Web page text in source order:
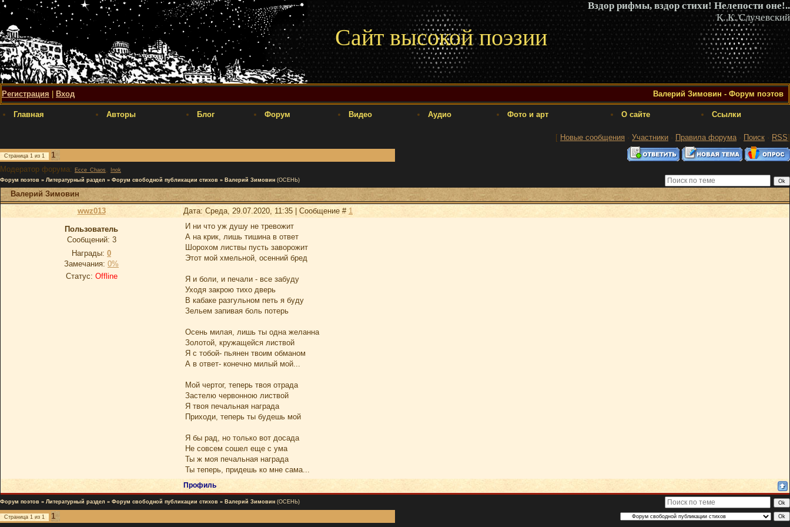
Вздор рифмы, вздор стихи! Нелепости оне!..
К. К. Случевский
Сайт высокой поэзии
Регистрация Вход Валерий Зимовин - Форум поэтов
Главная Авторы Блог Форум Видео Аудио Фото и арт О сайте Ссылки
[ Новые сообщения · Участники · Правила форума· Поиск · RSS]
Страница 1 из 1
1
Модератор форума: Ecce_Chaos ,
Inok
Форум поэтов » Литературный раздел » Форум свободной публикации стихов » Валерий Зимовин (ОСЕНЬ)
Валерий Зимовин
wwz013
Дата: Среда, 29.07.2020, 11:35 | Сообщение # 1
Пользователь
Сообщений: 3
Награды: 0
Замечания: 0%
Статус: Offline
И ни что уж душу не тревожит
А на крик, лишь тишина в ответ
Шорохом листвы пусть заворожит
Этот мой хмельной, осенний бред
Я и боли, и печали - все забуду
Уходя закрою тихо дверь
В кабаке разгульном петь я буду
Зельем запивая боль потерь
Осень милая, лишь ты одна желанна
Золотой, кружащейся листвой
Я с тобой- пьянен твоим обманом
А в ответ- конечно милый мой...
Мой чертог, теперь твоя отрада
Застелю червонною листвой
Я твоя печальная награда
Приходи, теперь ты будешь мой
Я бы рад, но только вот досада
Не совсем сошел еще с ума
Ты ж моя печальная награда
Ты теперь, придешь ко мне сама...
Профиль
Форум поэтов » Литературный раздел » Форум свободной публикации стихов » Валерий Зимовин (ОСЕНЬ)
Страница 1 из 1 1